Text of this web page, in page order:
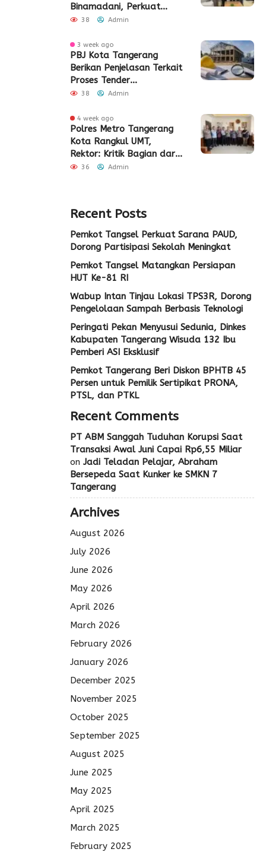
Binamadani, Perkuat
Sinergi Bangun SDM Kota
38 Admin
3 week ago
PBJ Kota Tangerang
Berikan Penjelasan Terkait
Proses Tender
Pembangunan Eks Pabrik
38 Admin
4 week ago
Polres Metro Tangerang
Kota Rangkul UMT,
Rektor: Kritik Bagian dari
Demokrasi
36 Admin
Recent Posts
Pemkot Tangsel Perkuat Sarana PAUD,
Dorong Partisipasi Sekolah Meningkat
Pemkot Tangsel Matangkan Persiapan
HUT Ke-81 RI
Wabup Intan Tinjau Lokasi TPS3R, Dorong
Pengelolaan Sampah Berbasis Teknologi
Peringati Pekan Menyusui Sedunia, Dinkes
Kabupaten Tangerang Wisuda 132 Ibu
Pemberi ASI Eksklusif
Pemkot Tangerang Beri Diskon BPHTB 45
Persen untuk Pemilik Sertipikat PRONA,
PTSL, dan PTKL
Recent Comments
PT ABM Sanggah Tuduhan Korupsi Saat
Transaksi Awal Juni Capai Rp6,55 Miliar
on Jadi Teladan Pelajar, Abraham
Bersepeda Saat Kunker ke SMKN 7
Tangerang
Archives
August 2026
July 2026
June 2026
May 2026
April 2026
March 2026
February 2026
January 2026
December 2025
November 2025
October 2025
September 2025
August 2025
June 2025
May 2025
April 2025
March 2025
February 2025